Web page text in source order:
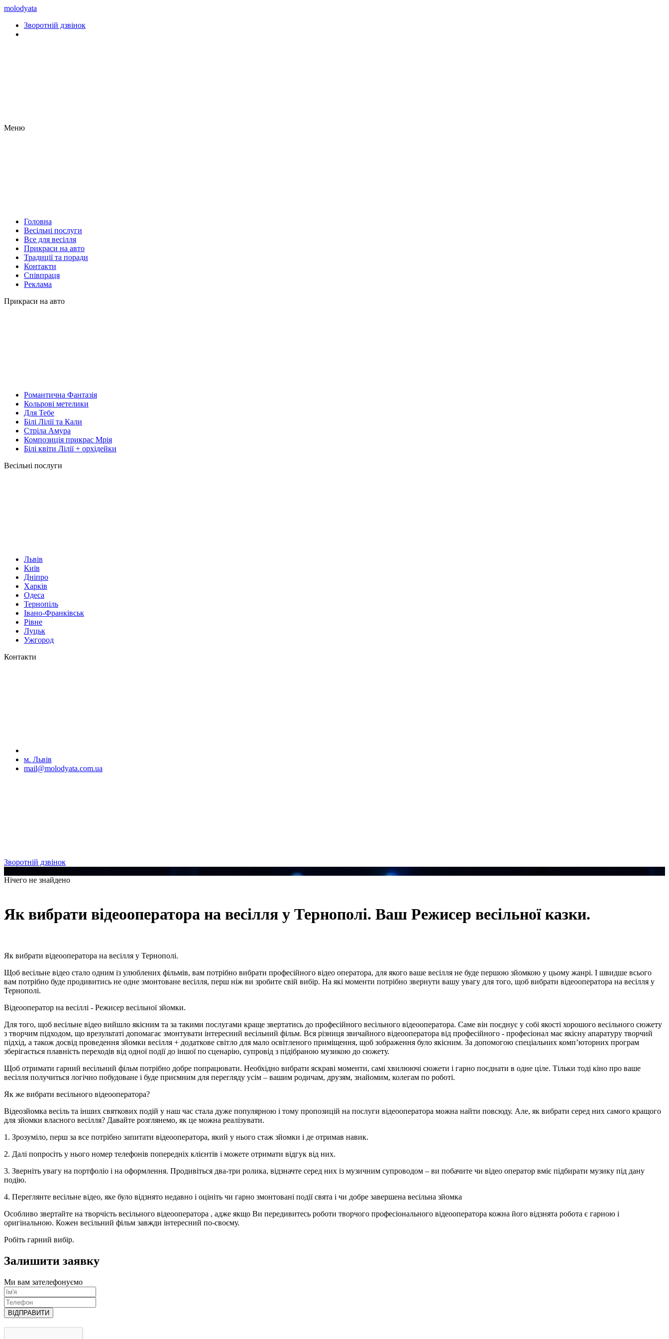
molodyata
Зворотній дзвінок
Меню
Головна
Весільні послуги
Все для весілля
Прикраси на авто
Традиції та поради
Контакти
Співпраця
Реклама
Прикраси на авто
Романтична Фантазія
Кольрові метелики
Для Тебе
Білі Лілії та Кали
Стріла Амура
Композиція прикрас Мрія
Білі квіти Лілії + орхідейки
Весільні послуги
Львів
Київ
Дніпро
Харків
Одеса
Тернопіль
Івано-Франківськ
Рівне
Луцьк
Ужгород
Контакти
м. Львів
mail@molodyata.com.ua
Зворотній дзвінок
Нічего не знайдено
Як вибрати відеооператора на весілля у Тернополі. Ваш Режисер весільної казки.
Як вибрати відеооператора на весілля у Тернополі.
Щоб весільне відео стало одним із улюблених фільмів, вам потрібно вибрати професійного відео оператора, для якого ваше весілля не буде першою зйомкою у цьому жанрі. І швидше всього
вам потрібно буде продивитись не одне змонтоване весілля, перш ніж ви зробите свій вибір. На які моменти потрібно звернути вашу увагу для того, щоб вибрати відеооператора на весілля у
Тернополі.
Відеооператор на весіллі - Режисер весільної зйомки.
Для того, щоб весільне відео вийшло якісним та за такими послугами краще звертатись до професійного весільного відеооператора. Саме він поєднує у собі якості хорошого весільного сюжету
з творчим підходом, що врезультаті допомагає змонтувати інтересний весільний фільм. Вся різниця звичайного відеооператора від професійного - професіонал має якісну апаратуру творчий
підхід, а також досвід проведення зйомки весілля + додаткове світло для мало освітленого приміщення, щоб зображення було якісним. За допомогою спеціальних комп’юторних програм
зберігається плавність переходів від одної події до іншої по сценарію, супровід з підібраною музикою до сюжету.
Щоб отримати гарний весільний фільм потрібно добре попрацювати. Необхідно вибрати яскраві моменти, самі хвилюючі сюжети і гарно поєднати в одне ціле. Тільки тоді кіно про ваше
весілля получиться логічно побудоване і буде приємним для перегляду усім – вашим родичам, друзям, знайомим, колегам по роботі.
Як же вибрати весільного відеооператора?
Відеозйомка весіль та інших святкових подій у наш час стала дуже популярною і тому пропозицій на послуги відеооператора можна найти повсюду. Але, як вибрати серед них самого кращого
для зйомки власного весілля? Давайте розглянемо, як це можна реалізувати.
1. Зрозуміло, перш за все потрібно запитати відеооператора, який у нього стаж зйомки і де отримав навик.
2. Далі попросіть у нього номер телефонів попередніх клієнтів і можете отримати відгук від них.
3. Зверніть увагу на портфоліо і на оформлення. Продивіться два-три ролика, відзначте серед них із музичним супроводом – ви побачите чи відео оператор вміє підбирати музику під дану
подію.
4. Переглянте весільне відео, яке було відзнято недавно і оцініть чи гарно змонтовані події свята і чи добре завершена весільна зйомка
Особливо звертайте на творчість весільного відеооператора , адже якщо Ви передивитесь роботи творчого професіонального відеооператора кожна його відзнята робота є гарною і
оригінальною. Кожен весільний фільм завжди інтересний по-своєму.
Робіть гарний вибір.
Залишити заявку
Ми вам зателефонуємо
ВІДПРАВИТИ